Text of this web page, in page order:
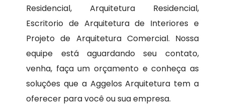
Residencial, Arquitetura Residencial,
Escritorio de Arquitetura de Interiores e
Projeto de Arquitetura Comercial. Nossa
equipe está aguardando seu contato,
venha, faça um orçamento e conheça as
soluções que a Aggelos Arquitetura tem a
oferecer para você ou sua empresa.